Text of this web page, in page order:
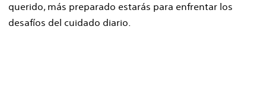
querido, más preparado estarás para enfrentar los
desafíos del cuidado diario.